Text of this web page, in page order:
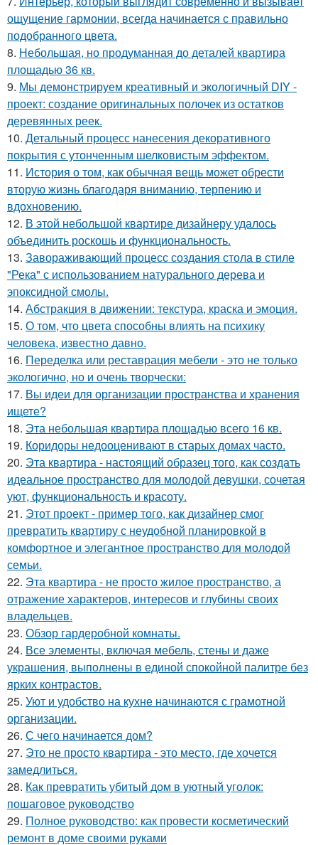
ощущение гармонии, всегда начинается с правильно
подобранного цвета.
8. Небольшая, но продуманная до деталей квартира
площадью 36 кв.
9. Мы демонстрируем креативный и экологичный DIY -
проект: создание оригинальных полочек из остатков
деревянных реек.
10. Детальный процесс нанесения декоративного
покрытия с утонченным шелковистым эффектом.
11. История о том, как обычная вещь может обрести
вторую жизнь благодаря вниманию, терпению и
вдохновению.
12. В этой небольшой квартире дизайнеру удалось
объединить роскошь и функциональность.
13. Завораживающий процесс создания стола в стиле
"Река" с использованием натурального дерева и
эпоксидной смолы.
14. Абстракция в движении: текстура, краска и эмоция.
15. О том, что цвета способны влиять на психику
человека, известно давно.
16. Переделка или реставрация мебели - это не только
экологично, но и очень творчески:
17. Вы идеи для организации пространства и хранения
ищете?
18. Эта небольшая квартира площадью всего 16 кв.
19. Коридоры недооценивают в старых домах часто.
20. Эта квартира - настоящий образец того, как создать
идеальное пространство для молодой девушки, сочетая
уют, функциональность и красоту.
21. Этот проект - пример того, как дизайнер смог
превратить квартиру с неудобной планировкой в
комфортное и элегантное пространство для молодой
семьи.
22. Эта квартира - не просто жилое пространство, а
отражение характеров, интересов и глубины своих
владельцев.
23. Обзор гардеробной комнаты.
24. Все элементы, включая мебель, стены и даже
украшения, выполнены в единой спокойной палитре без
ярких контрастов.
25. Уют и удобство на кухне начинаются с грамотной
организации.
26. С чего начинается дом?
27. Это не просто квартира - это место, где хочется
замедлиться.
28. Как превратить убитый дом в уютный уголок:
пошаговое руководство
29. Полное руководство: как провести косметический
ремонт в доме своими руками